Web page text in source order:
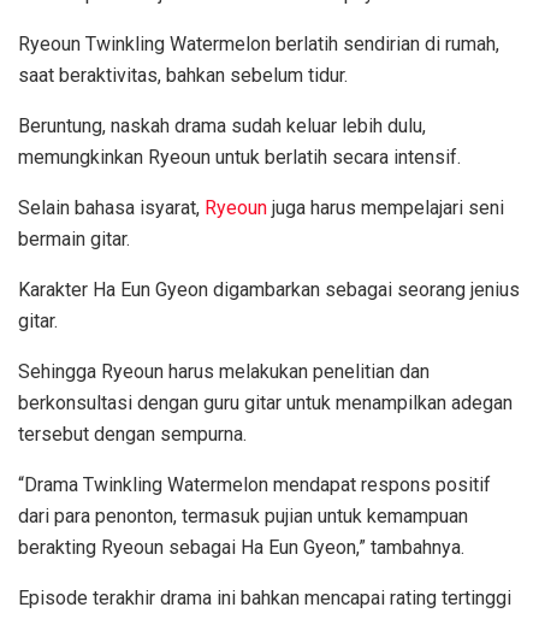
Ryeoun Twinkling Watermelon berlatih sendirian di rumah,
saat beraktivitas, bahkan sebelum tidur.
Beruntung, naskah drama sudah keluar lebih dulu,
memungkinkan Ryeoun untuk berlatih secara intensif.
Selain bahasa isyarat, Ryeoun juga harus mempelajari seni
bermain gitar.
Karakter Ha Eun Gyeon digambarkan sebagai seorang jenius
gitar.
Sehingga Ryeoun harus melakukan penelitian dan
berkonsultasi dengan guru gitar untuk menampilkan adegan
tersebut dengan sempurna.
“Drama Twinkling Watermelon mendapat respons positif
dari para penonton, termasuk pujian untuk kemampuan
berakting Ryeoun sebagai Ha Eun Gyeon,” tambahnya.
Episode terakhir drama ini bahkan mencapai rating tertinggi